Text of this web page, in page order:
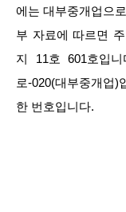
에는 대부중개업으
부 자료에 따르면
지 11호 601호입
로-020(대부중개업
한 번호입니다.